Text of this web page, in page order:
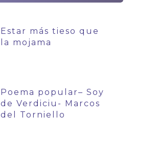
Estar más tieso que
la mojama
Poema popular– Soy
de Verdiciu- Marcos
del Torniello